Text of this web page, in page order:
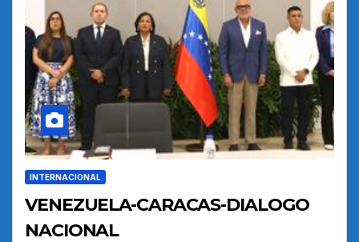
INTERNACIONAL
VENEZUELA-CARACAS-DIALOGO
NACIONAL